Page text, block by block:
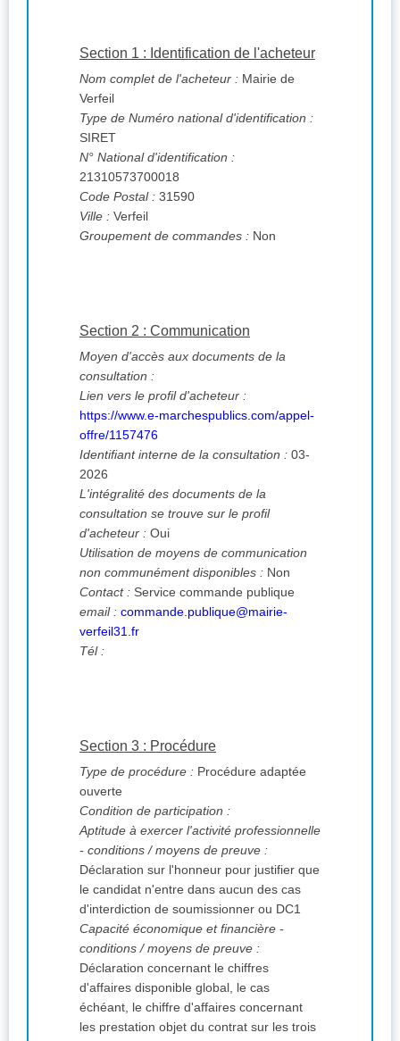
Section 1 : Identification de l'acheteur
Nom complet de l'acheteur : Mairie de
Verfeil
Type de Numéro national d'identification :
SIRET
N° National d'identification :
21310573700018
Code Postal : 31590
Ville : Verfeil
Groupement de commandes : Non
Section 2 : Communication
Moyen d'accès aux documents de la
consultation :
Lien vers le profil d'acheteur :
https://www.e-marchespublics.com/appel-
offre/1157476
Identifiant interne de la consultation : 03-
2026
L'intégralité des documents de la
consultation se trouve sur le profil
d'acheteur : Oui
Utilisation de moyens de communication
non communément disponibles : Non
Contact : Service commande publique
email : commande.publique@mairie-
verfeil31.fr
Tél :
Section 3 : Procédure
Type de procédure : Procédure adaptée
ouverte
Condition de participation :
Aptitude à exercer l'activité professionnelle
- conditions / moyens de preuve :
Déclaration sur l'honneur pour justifier que
le candidat n'entre dans aucun des cas
d'interdiction de soumissionner ou DC1
Capacité économique et financière -
conditions / moyens de preuve :
Déclaration concernant le chiffres
d'affaires disponible global, le cas
échéant, le chiffre d'affaires concernant
les prestation objet du contrat sur les trois